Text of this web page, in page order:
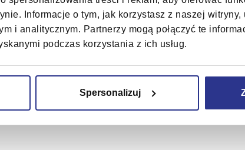
Informacje o tym, jak korzystasz z naszej witryny,
i analitycznym. Partnerzy mogą połączyć te
podczas korzystania z ich usług.
Spersonalizuj
użytkownika i opcjonalnie
nazwę podmiotu, który
reprezentuje
Zastosowania Jak